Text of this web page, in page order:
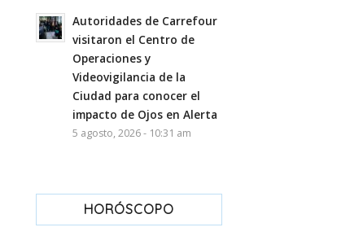
Autoridades de Carrefour
visitaron el Centro de
Operaciones y
Videovigilancia de la
Ciudad para conocer el
impacto de Ojos en Alerta
5 agosto, 2026 - 10:31 am
HORÓSCOPO